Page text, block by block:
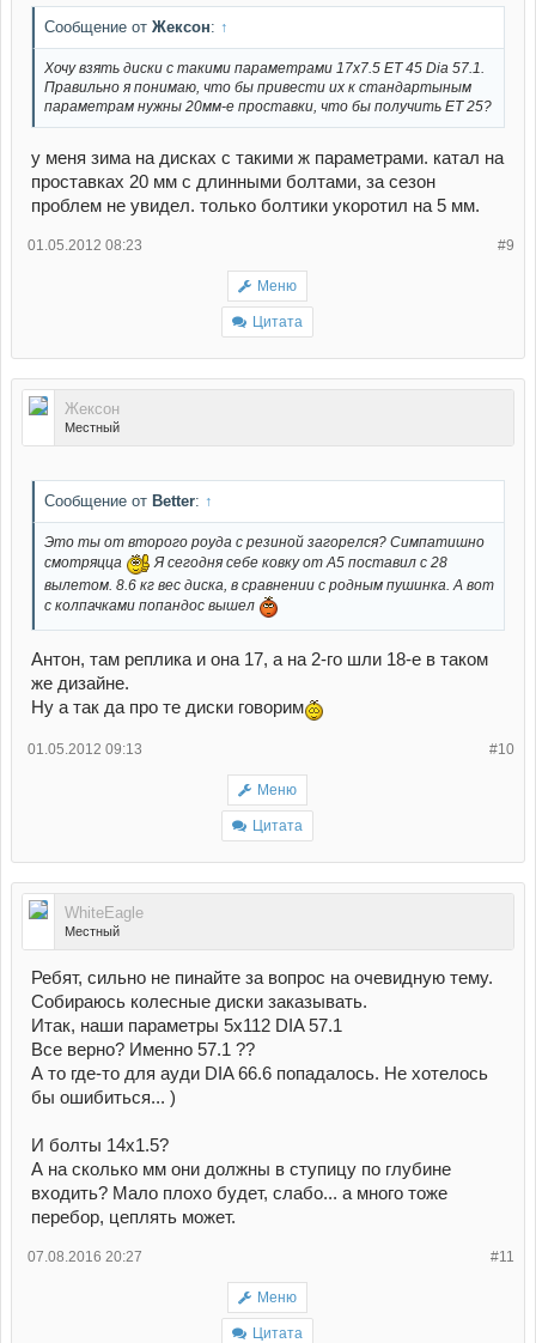
Сообщение от Жексон: ↑
Хочу взять диски с такими параметрами 17x7.5 ET 45 Dia 57.1.
Правильно я понимаю, что бы привести их к стандартыным
параметрам нужны 20мм-е проставки, что бы получить ЕТ 25?
у меня зима на дисках с такими ж параметрами. катал на
проставках 20 мм с длинными болтами, за сезон
проблем не увидел. только болтики укоротил на 5 мм.
#9
01.05.2012 08:23
Меню
Цитата
Жексон
Местный
Сообщение от Better: ↑
Это ты от второго роуда с резиной загорелся? Симпатишно
смотряцца
Я сегодня себе ковку от А5 поставил с 28
вылетом. 8.6 кг вес диска, в сравнении с родным пушинка. А вот
с колпачками попандос вышел
Антон, там реплика и она 17, а на 2-го шли 18-е в таком
же дизайне.
Ну а так да про те диски говорим
#10
01.05.2012 09:13
Меню
Цитата
WhiteEagle
Местный
Ребят, сильно не пинайте за вопрос на очевидную тему.
Собираюсь колесные диски заказывать.
Итак, наши параметры 5х112 DIA 57.1
Все верно? Именно 57.1 ??
А то где-то для ауди DIA 66.6 попадалось. Не хотелось
бы ошибиться... )
И болты 14х1.5?
А на сколько мм они должны в ступицу по глубине
входить? Мало плохо будет, слабо... а много тоже
перебор, цеплять может.
#11
07.08.2016 20:27
Меню
Цитата